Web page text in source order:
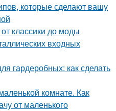
которые сделают вашу
классики до моды
входных
гардеробных: как сделать
комнате. Как
от маленького